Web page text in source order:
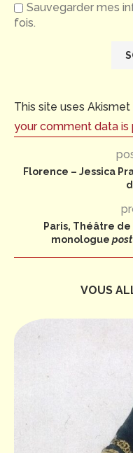
Sauvegarder mes
fois.
This site uses
your comment data is
Florence – Jessica
Paris, Théâtre de
monologue
VOUS